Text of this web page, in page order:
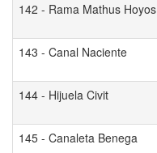
142 - Rama Mathus Hoyos
143 - Canal Naciente
144 - Hijuela Civit
145 - Canaleta Benega